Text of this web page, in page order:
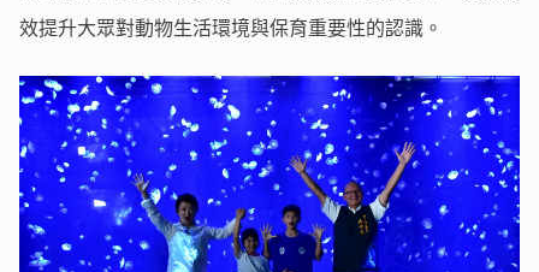
效提升大眾對動物生活環境與保育重要性的認識。